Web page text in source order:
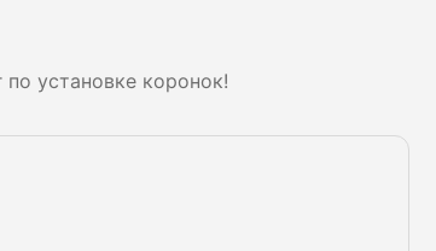
установке коронок!